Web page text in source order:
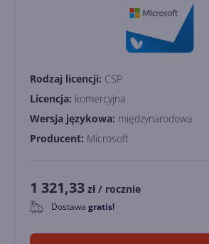
Rodzaj licencji: CSP
Licencja: komercyjna
Wersja językowa: międzynarodowa
Producent: Microsoft
1 321,33 zł / rocznie
0 Dostawa gratis!